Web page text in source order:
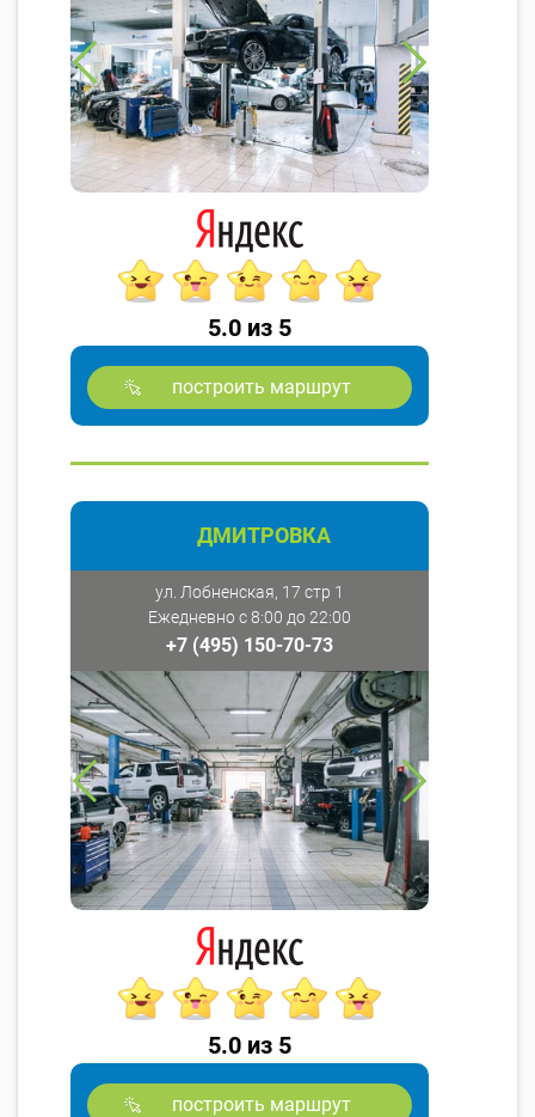
5.0 из 5
построить маршрут
ДМИТРОВКА
ул. Лобненская, 17 стр 1
Ежедневно с 8:00 до 22:00
+7 (495) 150-70-73
5.0 из 5
построить маршрут